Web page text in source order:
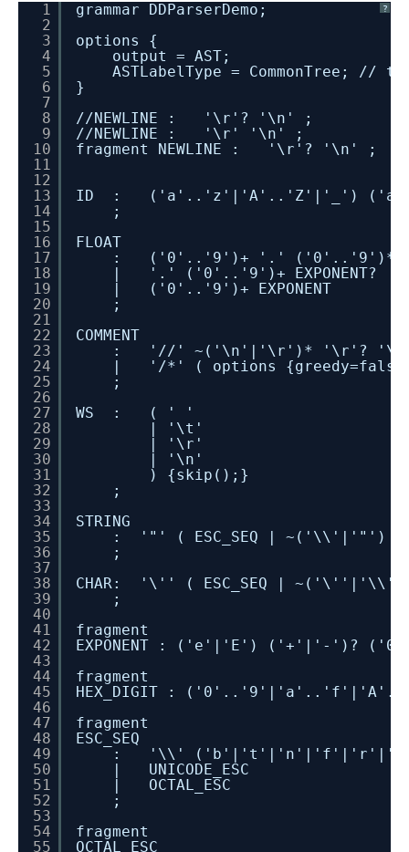
?
1
2
3
4
5
6
7
8
9
10
11
12
13
14
15
16
17
18
19
20
21
22
23
24
25
26
27
28
29
30
31
32
33
34
35
36
37
38
39
40
41
42
43
44
45
46
47
48
49
50
51
52
53
54
55
grammar DDParserDemo;
options {
output = AST;
ASTLabelType = CommonTree;
}
//NEWLINE : '\r'? '\n' ;
//NEWLINE : '\r' '\n' ;
fragment NEWLINE : '\r'? '\n' ;
ID : ('a'..'z'|'A'..'Z'|'_')
;
FLOAT
: ('0'..'9')+ '.' ('0'..'9')*
| '.' ('0'..'9')+ EXPONENT?
| ('0'..'9')+ EXPONENT
;
COMMENT
: '//' ~('\n'|'\r')* '\r'? '\n'
| '/*' ( options
;
WS : ( ' '
| '\t'
| '\r'
| '\n'
) {skip();}
;
STRING
: '"' ( ESC_SEQ | ~('\\'|'"')
;
CHAR: '\'' ( ESC_SEQ |
;
fragment
EXPONENT : ('e'|'E') ('+'|'-')?
fragment
HEX_DIGIT :
fragment
ESC_SEQ
: '\\'
| UNICODE_ESC
| OCTAL_ESC
;
fragment
OCTAL_ESC